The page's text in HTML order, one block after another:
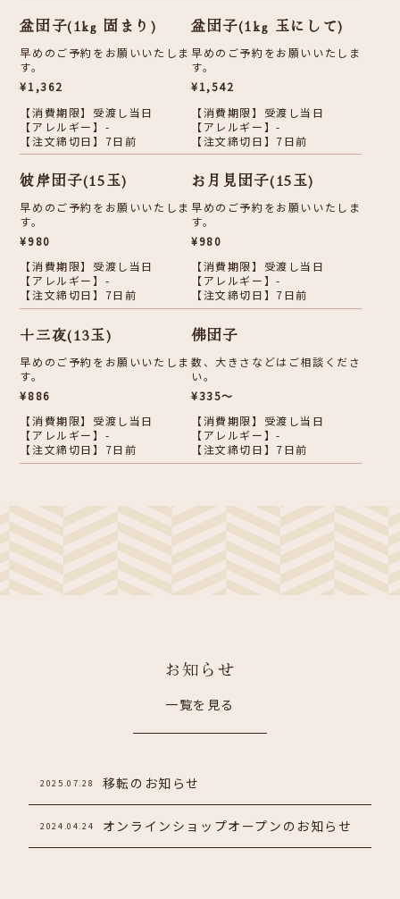
盆団子(1kg 固まり)
早めのご予約をお願いいたしま
す。
¥1,362
【消費期限】受渡し当日
【アレルギー】-
【注文締切日】7日前
盆団子(1kg 玉にして)
早めのご予約をお願いいたしま
す。
¥1,542
【消費期限】受渡し当日
【アレルギー】-
【注文締切日】7日前
彼岸団子(15玉)
早めのご予約をお願いいたしま
す。
¥980
【消費期限】受渡し当日
【アレルギー】-
【注文締切日】7日前
お月見団子(15玉)
早めのご予約をお願いいたしま
す。
¥980
【消費期限】受渡し当日
【アレルギー】-
【注文締切日】7日前
十三夜(13玉)
早めのご予約をお願いいたしま
す。
¥886
【消費期限】受渡し当日
【アレルギー】-
【注文締切日】7日前
佛団子
数、大きさなどはご相談くださ
い。
¥335～
【消費期限】受渡し当日
【アレルギー】-
【注文締切日】7日前
お知らせ
一覧を見る
2025.07.28 移転のお知らせ
2024.04.24 オンラインショップオープンのお知らせ